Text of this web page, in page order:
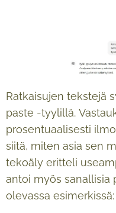
Ratkaisujen tekstejä
paste -tyylillä.
prosentuaalisesti
siitä, miten asia sen
tekoäly eritteli
antoi myös sanallisia
olevassa esimerkissä: